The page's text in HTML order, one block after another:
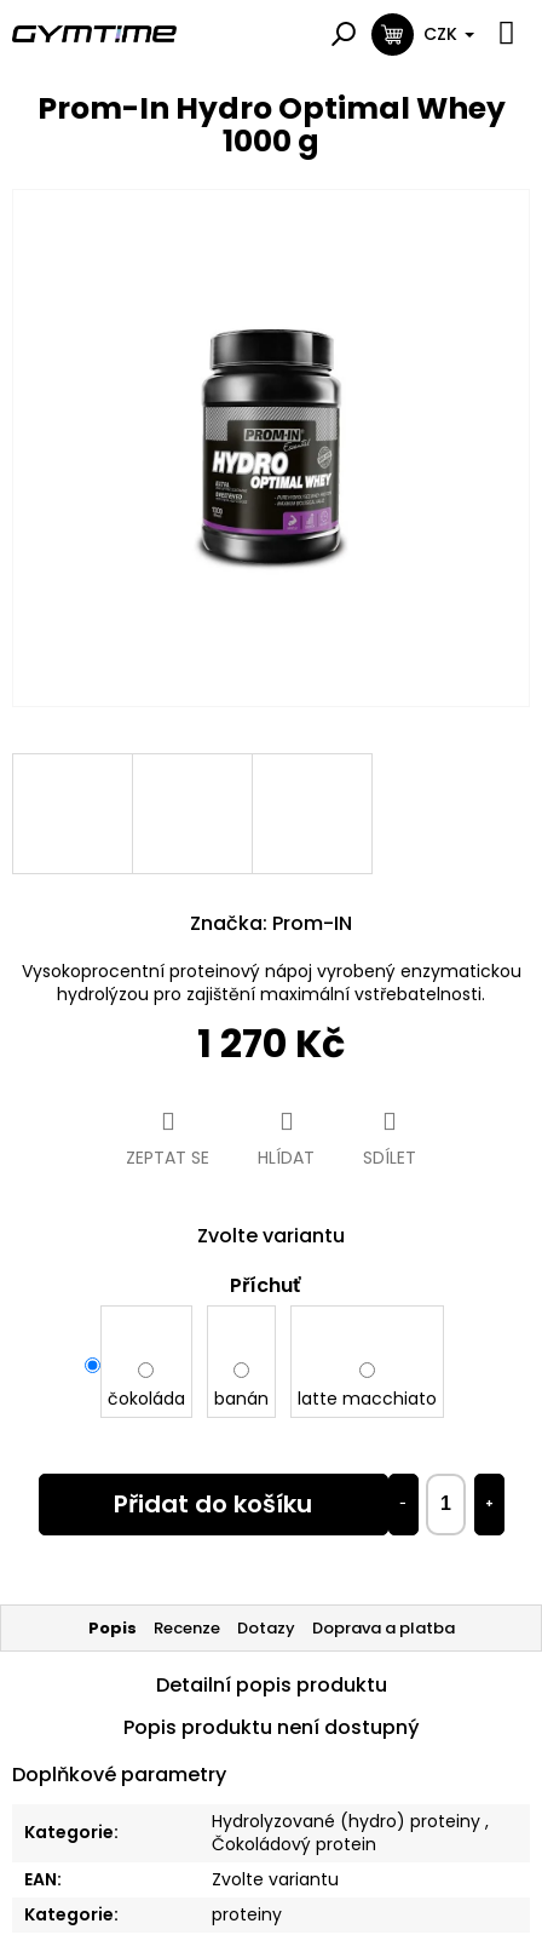
na
NÁKUPNÍ
CZK
Prom-In Hydro Optimal Whey
1000 g
1 270 Kč
Zvolte variantu
Příchuť
čokoláda banán latte macchiato
+
−
Přidat do košíku
Vysokoprocentní proteinový nápoj vyrobený enzymatickou
hydrolýzou pro zajištění maximální vstřebatelnosti.
ZEPTAT SE HLÍDAT SDÍLET
Značka: Prom-IN
Popis Recenze Dotazy Doprava a platba
Detailní popis produktu
Popis produktu není dostupný
Doplňkové parametry
Kategorie: Hydrolyzované (hydro) proteiny ,
Čokoládový protein
EAN:
Zvolte variantu
Kategorie:
proteiny